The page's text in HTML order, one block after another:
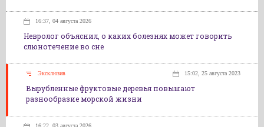
16:37, 04 августа 2026
Невролог объяснил, о каких болезнях может говорить
слюнотечение во сне
Эксклюзив 15:02, 25 августа 2023
Вырубленные фруктовые деревья повышают
разнообразие морской жизни
16:22, 03 августа 2026